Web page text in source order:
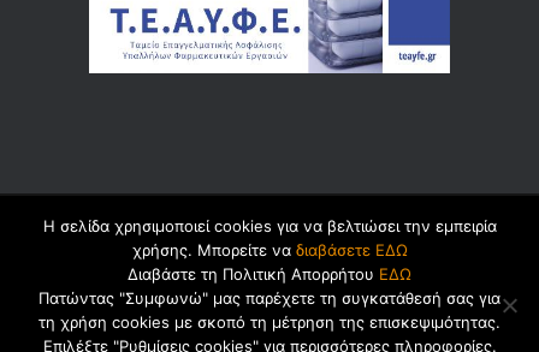
© 2026 byDualsoft
Πολιτική Ασφαλείας Προσωπικών
Η σελίδα χρησιμοποιεί cookies για να βελτιώσει την εμπειρία
χρήσης. Μπορείτε να διαβάσετε ΕΔΩ
Διαβάστε τη Πολιτική Απορρήτου ΕΔΩ
Πατώντας "Συμφωνώ" μας παρέχετε τη συγκατάθεσή σας για
τη χρήση cookies με σκοπό τη μέτρηση της επισκεψιμότητας.
Επιλέξτε "Ρυθμίσεις cookies" για περισσότερες πληροφορίες.